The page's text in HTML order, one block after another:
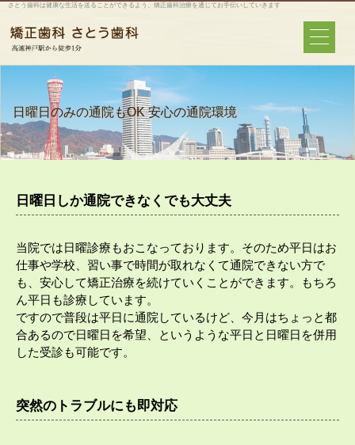
さとう歯科は健康な生活を送ることができるよう、矯正歯科治療を通じてお手伝いしていきます
日曜日のみの通院もOK 安心の通院環境
日曜日しか通院できなくでも大丈夫
当院では日曜診療もおこなっております。そのため平日はお
仕事や学校、習い事で時間が取れなくて通院できない方で
も、安心して矯正治療を続けていくことができます。もちろ
ん平日も診療しています。
ですので普段は平日に通院しているけど、今月はちょっと都
合あるので日曜日を希望、というような平日と日曜日を併用
した受診も可能です。
突然のトラブルにも即対応